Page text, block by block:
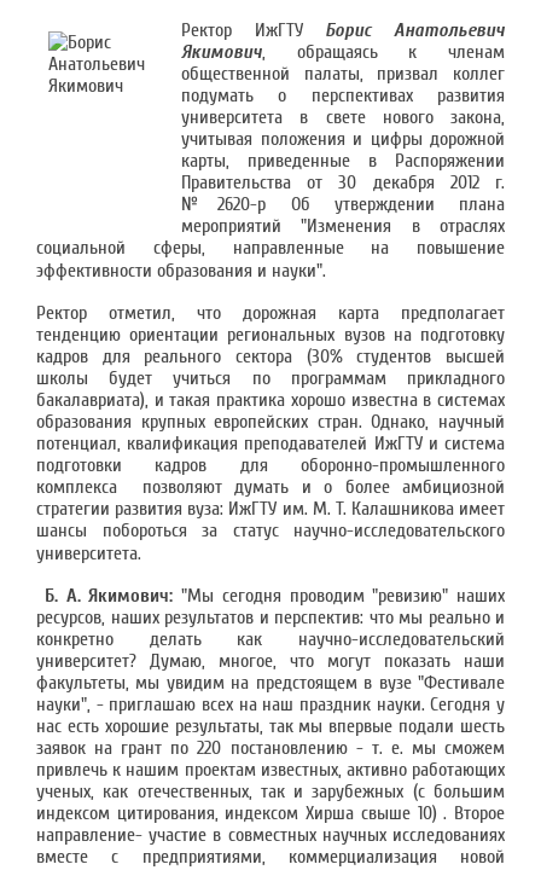
Ректор ИжГТУ Борис Анатольевич
Якимович, обращаясь к членам
общественной палаты, призвал коллег
подумать о перспективах развития
университета в свете нового закона,
учитывая положения и цифры дорожной
карты, приведенные в Распоряжении
Правительства от 30 декабря 2012 г.
№2620-р Об утверждении плана
мероприятий "Изменения в отраслях
социальной сферы, направленные на повышение
эффективности образования и науки".
Ректор отметил, что дорожная карта предполагает
тенденцию ориентации региональных вузов на подготовку
кадров для реального сектора (30% студентов высшей
школы будет учиться по программам прикладного
бакалавриата), и такая практика хорошо известна в системах
образования крупных европейских стран. Однако, научный
потенциал, квалификация преподавателей ИжГТУ и система
подготовки кадров для оборонно-промышленного
комплекса позволяют думать и о более амбициозной
стратегии развития вуза: ИжГТУ им. М. Т. Калашникова имеет
шансы побороться за статус научно-исследовательского
университета.
Б. А. Якимович: "Мы сегодня проводим "ревизию" наших
ресурсов, наших результатов и перспектив: что мы реально и
конкретно делать как научно-исследовательский
университет? Думаю, многое, что могут показать наши
факультеты, мы увидим на предстоящем в вузе "Фестивале
науки", - приглашаю всех на наш праздник науки. Сегодня у
нас есть хорошие результаты, так мы впервые подали шесть
заявок на грант по 220 постановлению - т. е. мы сможем
привлечь к нашим проектам известных, активно работающих
ученых, как отечественных, так и зарубежных (с большим
индексом цитирования, индексом Хирша свыше 10) . Второе
направление- участие в совместных научных исследованиях
вместе с предприятиями, коммерциализация новой